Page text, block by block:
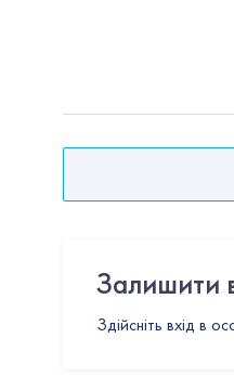
Залишити
Здійсніть вхід в